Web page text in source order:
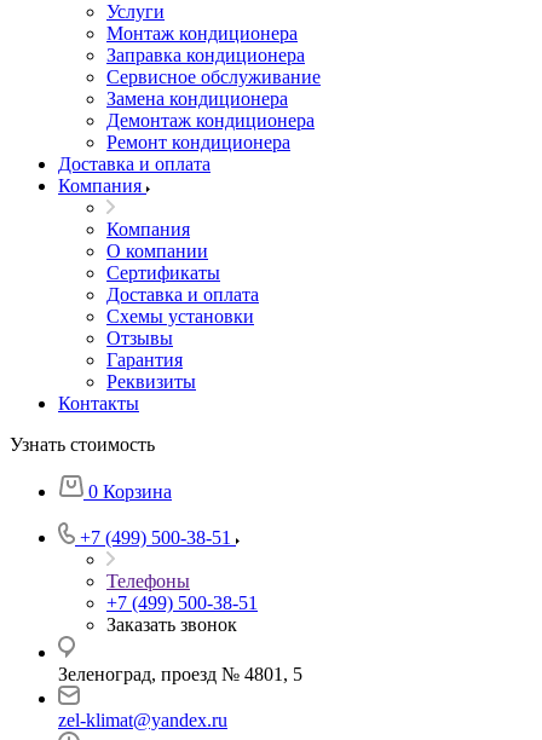
Услуги
Монтаж кондиционера
Заправка кондиционера
Сервисное обслуживание
Замена кондиционера
Демонтаж кондиционера
Ремонт кондиционера
Доставка и оплата
Компания
Компания
О компании
Сертификаты
Доставка и оплата
Схемы установки
Отзывы
Гарантия
Реквизиты
Контакты
Узнать стоимость
0 Корзина
+7 (499) 500-38-51
Телефоны
+7 (499) 500-38-51
Заказать звонок
Зеленоград, проезд № 4801, 5
zel-klimat@yandex.ru